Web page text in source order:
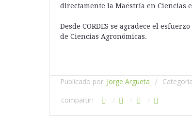
directamente la Maestría en Ciencias
Desde CORDES se agradece el
de Ciencias Agronómicas.
Publicado por: Jorge Argueta
compartir: